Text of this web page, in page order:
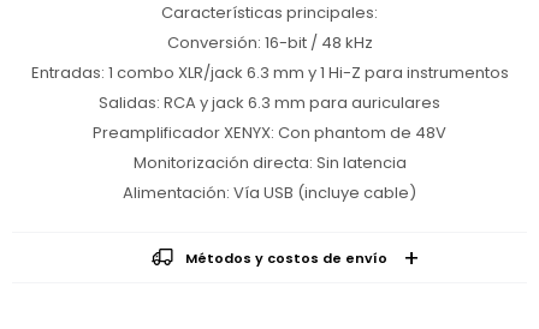
Características principales:
Conversión: 16-bit / 48 kHz
Entradas: 1 combo XLR/jack 6.3 mm y 1 Hi-Z para instrumentos
Salidas: RCA y jack 6.3 mm para auriculares
Preamplificador XENYX: Con phantom de 48V
Monitorización directa: Sin latencia
Alimentación: Vía USB (incluye cable)
Métodos y costos de envío